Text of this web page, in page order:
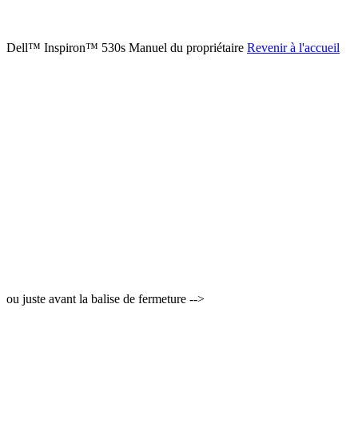
Dell™ Inspiron™ 530s Manuel du propriétaire Revenir à l'accueil
ou juste avant la balise de fermeture -->